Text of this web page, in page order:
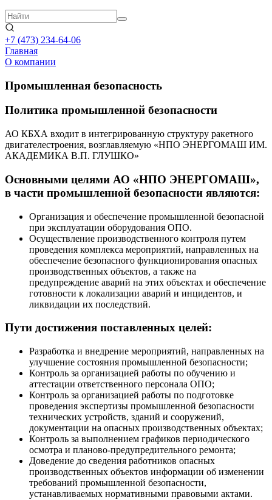
+7 (473) 234-64-06
Главная
О компании
Промышленная безопасность
Политика промышленной безопасности
АО КБХА входит в интегрированную структуру ракетного
двигателестроения, возглавляемую «НПО ЭНЕРГОМАШ ИМ.
АКАДЕМИКА В.П. ГЛУШКО»
Основными целями АО «НПО ЭНЕРГОМАШ»,
в части промышленной безопасности являются:
Организация и обеспечение промышленной безопасной
при эксплуатации оборудования ОПО.
Осуществление производственного контроля путем
проведения комплекса мероприятий, направленных на
обеспечение безопасного функционирования опасных
производственных объектов, а также на
предупреждение аварий на этих объектах и обеспечение
готовности к локализации аварий и инцидентов, и
ликвидации их последствий.
Пути достижения поставленных целей:
Разработка и внедрение мероприятий, направленных на
улучшение состояния промышленной безопасности;
Контроль за организацией работы по обучению и
аттестации ответственного персонала ОПО;
Контроль за организацией работы по подготовке
проведения экспертизы промышленной безопасности
технических устройств, зданий и сооружений,
документации на опасных производственных объектах;
Контроль за выполнением графиков периодического
осмотра и планово-предупредительного ремонта;
Доведение до сведения работников опасных
производственных объектов информации об изменении
требований промышленной безопасности,
устанавливаемых нормативными правовыми актами.